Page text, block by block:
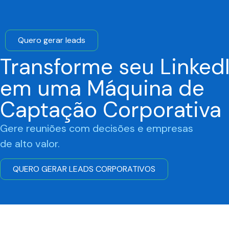
Quero gerar leads
Transforme seu
em uma Máquina de
Captação Corporativa
Gere reuniões com decisões e empresas
de alto valor.
QUERO GERAR LEADS CORPORATIVOS